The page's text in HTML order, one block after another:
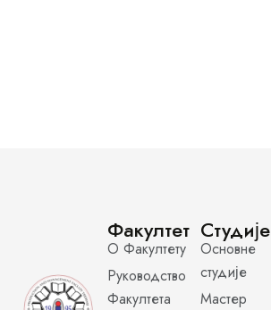
Факултет
О Факултету
Руководство
Факултета
Студије
Основне
студије
Мастер